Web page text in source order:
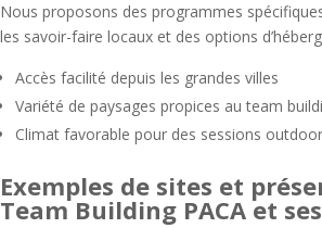
Nous proposons des programmes
les savoir-faire locaux et des options
Accès facilité depuis les grandes villes
Variété de paysages propices au team
Climat favorable pour des sessions
Exemples de sites et
Team Building PACA et